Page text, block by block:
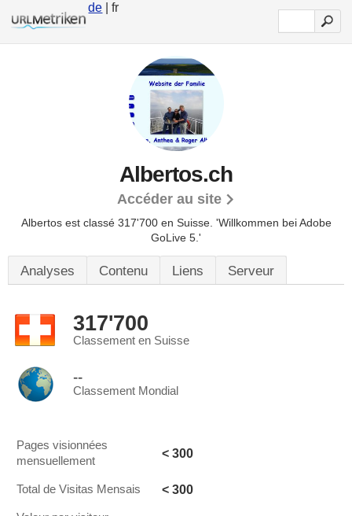
de | fr
Albertos.ch
Accéder au site
Albertos est classé 317'700 en Suisse. 'Willkommen bei Adobe
GoLive 5.'
Analyses Contenu Liens Serveur
317'700
Classement en Suisse
--
Classement Mondial
Pages visionnées
mensuellement
< 300
Total de Visitas Mensais < 300